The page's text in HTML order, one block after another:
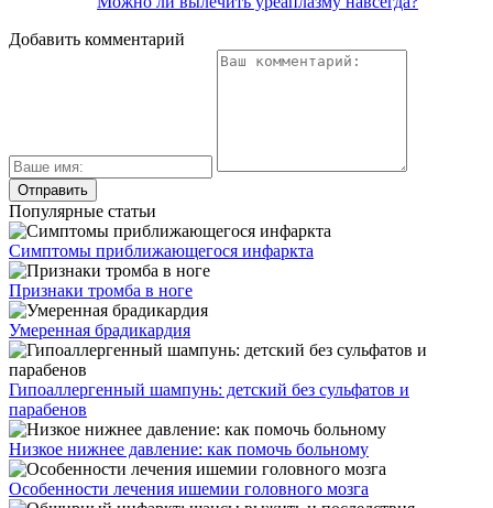
Добавить комментарий
Популярные статьи
Симптомы приближающегося инфаркта
Признаки тромба в ноге
Умеренная брадикардия
Гипоаллергенный шампунь: детский без сульфатов и
парабенов
Низкое нижнее давление: как помочь больному
Особенности лечения ишемии головного мозга